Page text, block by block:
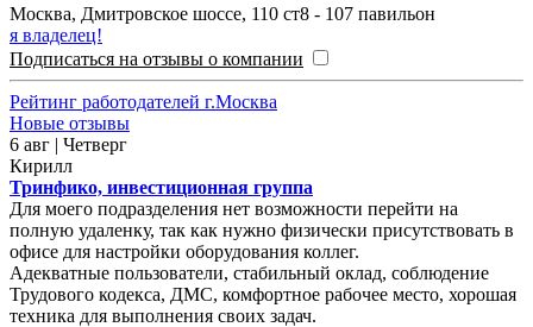
Москва, Дмитровское шоссе, 110 ст8 - 107 павильон
я владелец!
Подписаться на отзывы о компании
Рейтинг работодателей г.Москва
Новые отзывы
6 авг | Четверг
Кирилл
Тринфико, инвестиционная группа
Для моего подразделения нет возможности перейти на
полную удаленку, так как нужно физически присутствовать в
офисе для настройки оборудования коллег.
Адекватные пользователи, стабильный оклад, соблюдение
Трудового кодекса, ДМС, комфортное рабочее место, хорошая
техника для выполнения своих задач.